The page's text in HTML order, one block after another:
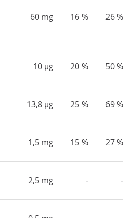
60 mg 16 % 26 %
10 μg 20 % 50 %
13,8 μg 25 % 69 %
1,5 mg 15 % 27 %
2,5 mg - -